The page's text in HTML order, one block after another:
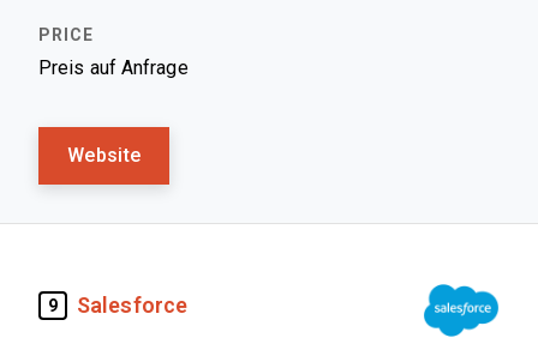
Preis auf Anfrage
Website
9 Salesforce